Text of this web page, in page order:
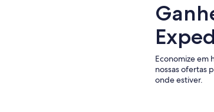
Economize em
nossas ofertas
onde estiver.